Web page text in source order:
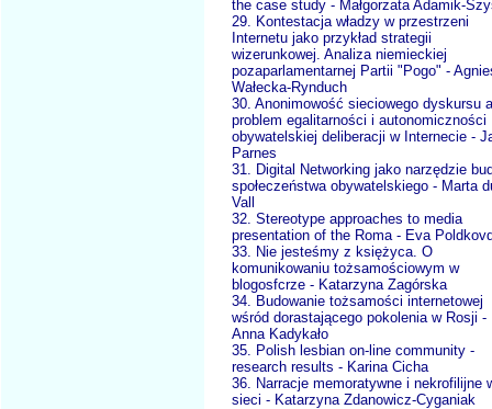
the case study - Małgorzata Adamik-
29. Kontestacja władzy w przestrzeni
Internetu jako przykład strategii
wizerunkowej. Analiza niemieckiej
pozaparlamentarnej Partii "Pogo" -
Wałecka-Rynduch
30. Anonimowość sieciowego dyskursu a
problem egalitarności i autonomiczności
obywatelskiej deliberacji w Internecie -
Parnes
31. Digital Networking jako narzędzie
społeczeństwa obywatelskiego - Marta
Vall
32. Stereotype approaches to media
presentation of the Roma - Eva
33. Nie jesteśmy z księżyca. O
komunikowaniu tożsamościowym w
blogosfcrze - Katarzyna Zagórska
34. Budowanie tożsamości internetowej
wśród dorastającego pokolenia w Rosji -
Anna Kadykało
35. Polish lesbian on-line community -
research results - Karina Cicha
36. Narracje memoratywne i nekrofilijne
sieci - Katarzyna Zdanowicz-Cyganiak